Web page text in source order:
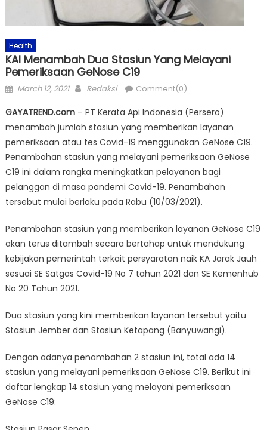
Health
KAI Menambah Dua Stasiun Yang Melayani
Pemeriksaan GeNose C19
Posted
March 12, 2021 Author
Redaksi Comment(0)
GAYATREND.com– PT Kerata Api Indonesia (Persero)
menambah jumlah stasiun yang memberikan layanan
pemeriksaan atau tes Covid-19 menggunakan GeNose C19.
Penambahan stasiun yang melayani pemeriksaan GeNose
C19 ini dalam rangka meningkatkan pelayanan bagi
pelanggan di masa pandemi Covid-19. Penambahan
tersebut mulai berlaku pada Rabu (10/03/2021).
Penambahan stasiun yang memberikan layanan GeNose C19
akan terus ditambah secara bertahap untuk mendukung
kebijakan pemerintah terkait persyaratan naik KA Jarak Jauh
sesuai SE Satgas Covid-19 No 7 tahun 2021 dan SE Kemenhub
No 20 Tahun 2021.
Dua stasiun yang kini memberikan layanan tersebut yaitu
Stasiun Jember dan Stasiun Ketapang (Banyuwangi).
Dengan adanya penambahan 2 stasiun ini, total ada 14
stasiun yang melayani pemeriksaan GeNose C19. Berikut ini
daftar lengkap 14 stasiun yang melayani pemeriksaan
GeNose C19: